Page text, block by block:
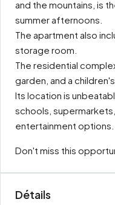
and the mountains, is
summer afternoons.
The apartment also
storage room.
The residential
garden, and a
Its location is
schools,
entertainment options.
Don't miss this
Détails